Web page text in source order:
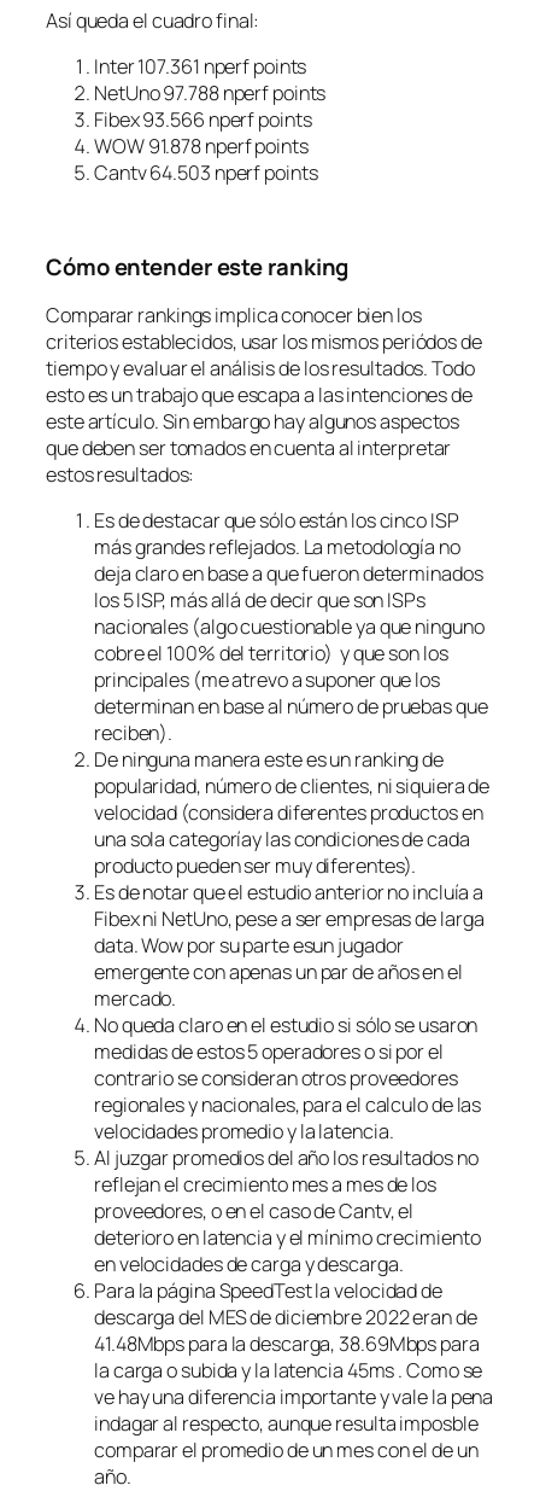
Así queda el cuadro final:
Inter 107.361 nperf points
NetUno 97.788 nperf points
Fibex 93.566 nperf points
WOW 91.878 nperf points
Cantv 64.503 nperf points
Cómo entender este ranking
Comparar rankings implica conocer bien los
criterios establecidos, usar los mismos periódos de
tiempo y evaluar el análisis de los resultados. Todo
esto es un trabajo que escapa a las intenciones de
este artículo. Sin embargo hay algunos aspectos
que deben ser tomados en cuenta al interpretar
estos resultados:
Es de destacar que sólo están los cinco ISP
más grandes reflejados. La metodología no
deja claro en base a que fueron determinados
los 5 ISP, más allá de decir que son ISPs
nacionales (algo cuestionable ya que ninguno
cobre el 100% del territorio) y que son los
principales (me atrevo a suponer que los
determinan en base al número de pruebas que
reciben).
De ninguna manera este es un ranking de
popularidad, número de clientes, ni siquiera de
velocidad (considera diferentes productos en
una sola categoríay las condiciones de cada
producto pueden ser muy diferentes).
Es de notar que el estudio anterior no incluía a
Fibex ni NetUno, pese a ser empresas de larga
data. Wow por su parte esun jugador
emergente con apenas un par de años en el
mercado.
No queda claro en el estudio si sólo se usaron
medidas de estos 5 operadores o si por el
contrario se consideran otros proveedores
regionales y nacionales, para el calculo de las
velocidades promedio y la latencia.
Al juzgar promedios del año los resultados no
reflejan el crecimiento mes a mes de los
proveedores, o en el caso de Cantv, el
deterioro en latencia y el mínimo crecimiento
en velocidades de carga y descarga.
Para la página SpeedTest la velocidad de
descarga del MES de diciembre 2022 eran de
41.48Mbps para la descarga, 38.69Mbps para
la carga o subida y la latencia 45ms . Como se
ve hay una diferencia importante y vale la pena
indagar al respecto, aunque resulta imposble
comparar el promedio de un mes con el de un
año.